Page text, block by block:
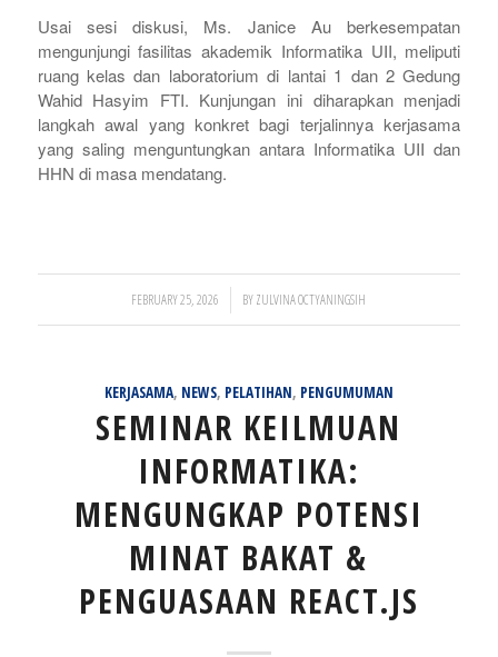
Usai sesi diskusi, Ms. Janice Au berkesempatan
mengunjungi fasilitas akademik Informatika UII, meliputi
ruang kelas dan laboratorium di lantai 1 dan 2 Gedung
Wahid Hasyim FTI. Kunjungan ini diharapkan menjadi
langkah awal yang konkret bagi terjalinnya kerjasama
yang saling menguntungkan antara Informatika UII dan
HHN di masa mendatang.
FEBRUARY 25, 2026
/ BYZULVINA OCTYANINGSIH
KERJASAMA, NEWS, PELATIHAN, PENGUMUMAN
SEMINAR KEILMUAN
INFORMATIKA:
MENGUNGKAP POTENSI
MINAT BAKAT &
PENGUASAAN REACT.JS